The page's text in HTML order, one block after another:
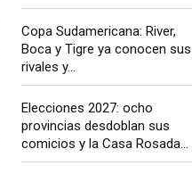
Copa Sudamericana: River,
Boca y Tigre ya conocen sus
rivales y...
Elecciones 2027: ocho
provincias desdoblan sus
comicios y la Casa Rosada...